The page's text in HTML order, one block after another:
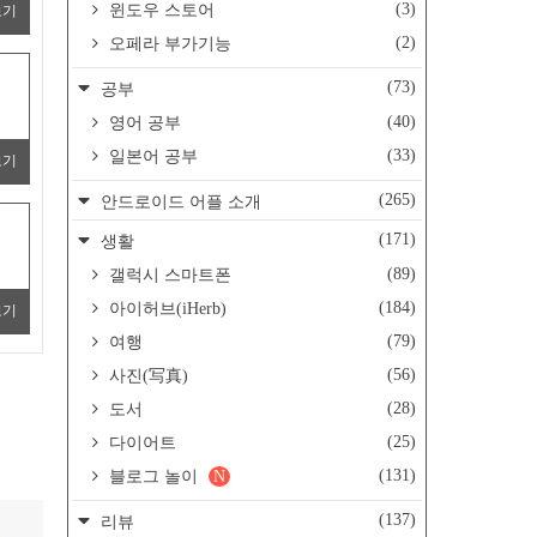
윈도우 스토어
(3)
오페라 부가기능
(2)
공부
(73)
영어 공부
(40)
일본어 공부
(33)
안드로이드 어플 소개 (265)
생활
(171)
갤럭시 스마트폰
(89)
아이허브(iHerb)
(184)
여행
(79)
사진(写真)
(56)
도서
(28)
다이어트
(25)
블로그 놀이
(131)
N
리뷰 (137)